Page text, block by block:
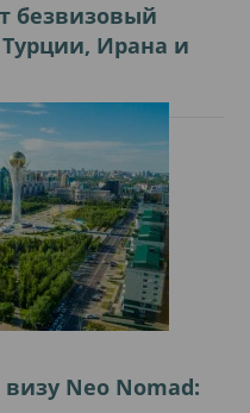
безвизовый
Ирана и
визу Neo Nomad: